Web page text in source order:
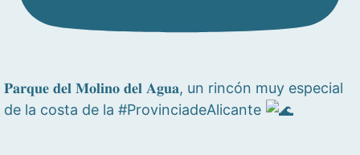
𝐏𝐚𝐫𝐪𝐮𝐞 𝐝𝐞𝐥 𝐌𝐨𝐥𝐢𝐧𝐨 𝐝𝐞𝐥 𝐀𝐠𝐮𝐚, un rincón muy especial
de la costa de la #ProvinciadeAlicante